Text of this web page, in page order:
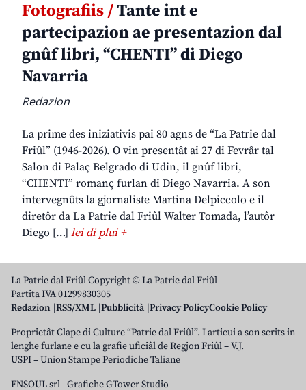
Fotografiis /Tante int e
partecipazion ae presentazion dal
gnûf libri, “CHENTI” di Diego
Navarria
Redazion
La prime des iniziativis pai 80 agns de “La Patrie dal
Friûl” (1946-2026). O vin presentât ai 27 di Fevrâr tal
Salon di Palaç Belgrado di Udin, il gnûf libri,
“CHENTI” romanç furlan di Diego Navarria. A son
intervegnûts la gjornaliste Martina Delpiccolo e il
diretôr da La Patrie dal Friûl Walter Tomada, l’autôr
Diego […] lei di plui +
La Patrie dal Friûl Copyright © La Patrie dal Friûl
Partita IVA 01299830305
Redazion RSS/XML Pubblicità Privacy PolicyCookie Policy
Proprietât Clape di Culture “Patrie dal Friûl”. I articui a son scrits in
lenghe furlane e cu la grafie uficiâl de Regjon Friûl – V.J.
USPI – Union Stampe Periodiche Taliane
ENSOUL srl-Grafiche GTower Studio